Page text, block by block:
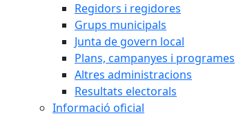
Regidors i regidores
Grups municipals
Junta de govern local
Plans, campanyes i programes
Altres administracions
Resultats electorals
Informació oficial